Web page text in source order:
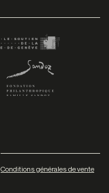
Conditions générales de vente